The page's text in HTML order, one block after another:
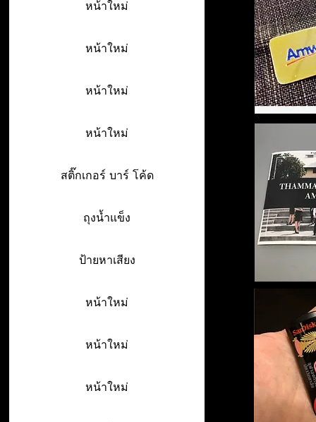
หน้าใหม่
หน้าใหม่
หน้าใหม่
หน้าใหม่
สติ๊กเกอร์ บาร์ โค้ด
ถุงน้ำแข็ง
ป้ายหาเสียง
หน้าใหม่
หน้าใหม่
หน้าใหม่